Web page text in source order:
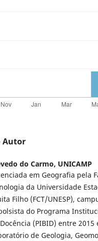
Autor
do Carmo, UNICAMP
em Geografia pela
da Universidade
Filho (FCT/UNESP),
do Programa
(PIBID) entre 2015
de Geologia,